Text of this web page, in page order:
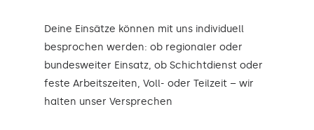
Deine Einsätze können mit uns individuell
besprochen werden: ob regionaler oder
bundesweiter Einsatz, ob Schichtdienst oder
feste Arbeitszeiten, Voll- oder Teilzeit – wir
halten unser Versprechen